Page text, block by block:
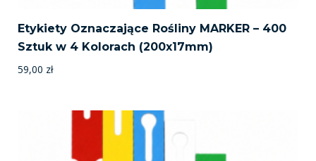
Etykiety Oznaczające Rośliny MARKER – 400
Sztuk w 4 Kolorach (200x17mm)
59,00 zł